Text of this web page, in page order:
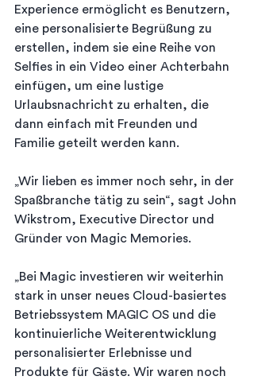
Experience ermöglicht es Benutzern,
eine personalisierte Begrüßung zu
erstellen, indem sie eine Reihe von
Selfies in ein Video einer Achterbahn
einfügen, um eine lustige
Urlaubsnachricht zu erhalten, die
dann einfach mit Freunden und
Familie geteilt werden kann.
„Wir lieben es immer noch sehr, in der
Spaßbranche tätig zu sein“, sagt John
Wikstrom, Executive Director und
Gründer von Magic Memories.
„Bei Magic investieren wir weiterhin
stark in unser neues Cloud-basiertes
Betriebssystem MAGIC OS und die
kontinuierliche Weiterentwicklung
personalisierter Erlebnisse und
Produkte für Gäste. Wir waren noch